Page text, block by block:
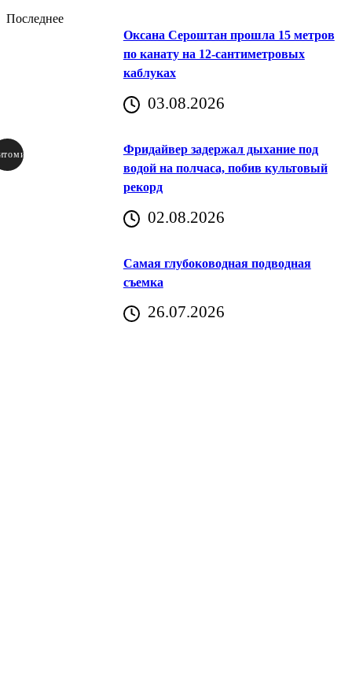
Последнее
Оксана Сероштан прошла 15 метров
по канату на 12-сантиметровых
каблуках
03.08.2026
Фридайвер задержал дыхание под
водой на полчаса, побив культовый
рекорд
02.08.2026
Самая глубоководная подводная
съемка
26.07.2026